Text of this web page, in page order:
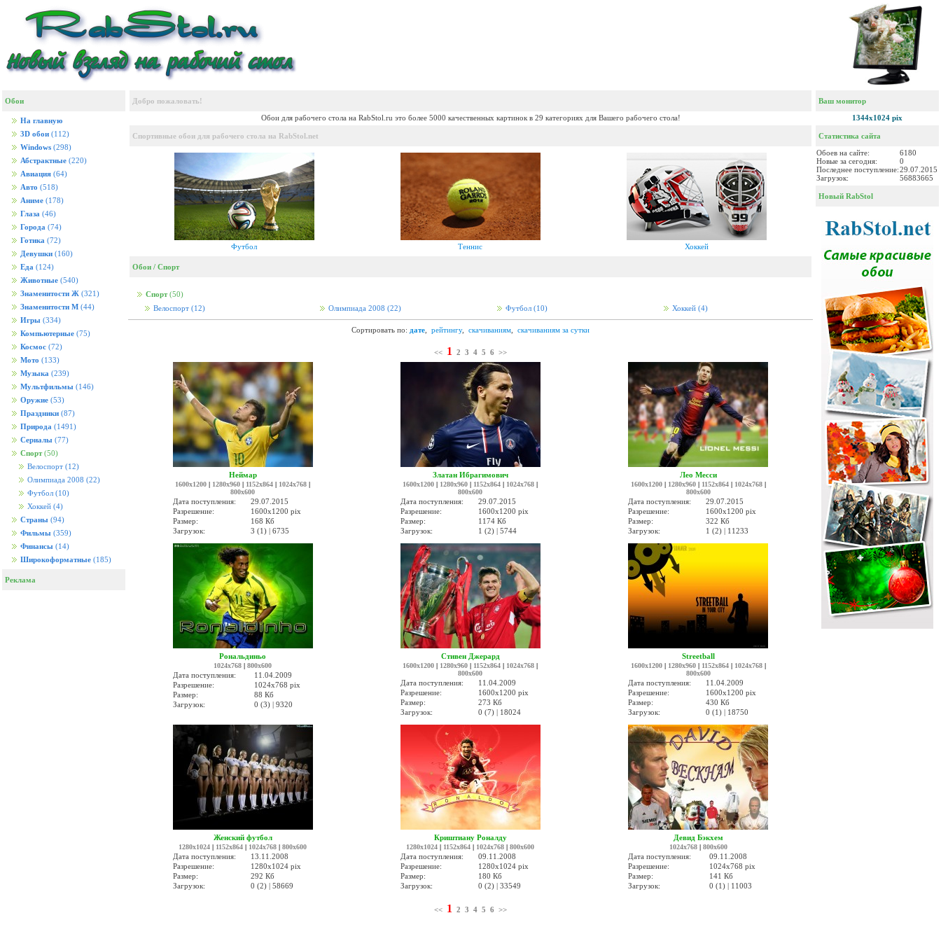
Обои
На главную
3D обои (112)
Windows (298)
Абстрактные (220)
Авиация (64)
Авто (518)
Аниме (178)
Глаза (46)
Города (74)
Готика (72)
Девушки (160)
Еда (124)
Животные (540)
Знаменитости Ж (321)
Знаменитости М (44)
Игры (334)
Компьютерные (75)
Космос (72)
Мото (133)
Музыка (239)
Мультфильмы (146)
Оружие (53)
Праздники (87)
Природа (1491)
Сериалы (77)
Спорт (50)
Велоспорт (12)
Олимпиада 2008 (22)
Футбол (10)
Хоккей (4)
Страны (94)
Фильмы (359)
Финансы (14)
Широкоформатные (185)
Реклама
Добро пожаловать!
Обои для рабочего стола на RabStol.ru это более 5000 качественных картинок в 29 категориях для Вашего рабочего стола!
Спортивные обои для рабочего стола на RabStol.net
Футбол Теннис Хоккей
Обои / Спорт
Спорт (50)
Велоспорт (12) Олимпиада 2008 (22) Футбол (10) Хоккей (4)
Сортировать по: дате рейтингу, скачиваниям скачиваниям за сутки
<< 1 2 3 4 5 6 >>
Неймар
1600x1200 | 1280x960 | 1152x864 | 1024x768 |
800x600
Дата поступления:
29.07.2015
Разрешение:
1600x1200 pix
Размер:
168 Кб
Загрузок:
3 (1) | 6735
Златан Ибрагимович
1600x1200 | 1280x960 | 1152x864 | 1024x768 |
800x600
Дата поступления:
29.07.2015
Разрешение:
1600x1200 pix
Размер:
1174 Кб
Загрузок:
1 (2) | 5744
Лео Месси
1600x1200| 1280x960| 1152x864| 1024x768|
800x600
Дата поступления:
29.07.2015
Разрешение:
1600x1200 pix
Размер:
322 Кб
Загрузок:
1 (2) | 11233
Рональдиньо
1024x768 | 800x600
Дата поступления:
11.04.2009
Разрешение:
1024x768 pix
Размер:
88 Кб
Загрузок:
0 (3) | 9320
Стивен Джерард
1600x1200 | 1280x960 | 1152x864 | 1024x768 |
800x600
Дата поступления:
11.04.2009
Разрешение:
1600x1200 pix
Размер:
273 Кб
Загрузок:
0 (7) | 18024
Streetball
1600x1200| 1280x960| 1152x864| 1024x768|
800x600
Дата поступления:
11.04.2009
Разрешение:
1600x1200 pix
Размер:
430 Кб
Загрузок:
0 (1) | 18750
Женский футбол
1280x1024 | 1152x864 | 1024x768 | 800x600
Дата поступления:
13.11.2008
Разрешение:
1280x1024 pix
Размер:
292 Кб
Загрузок:
0 (2) | 58669
Криштиану Роналду
1280x1024 | 1152x864 | 1024x768 | 800x600
Дата поступления:
09.11.2008
Разрешение:
1280x1024 pix
Размер:
180 Кб
Загрузок:
0 (2) | 33549
Девид Бэкхем
1024x768| 800x600
Дата поступления:
09.11.2008
Разрешение:
1024x768 pix
Размер:
141 Кб
Загрузок:
0 (1) | 11003
<< 1 2 3 4 5 6 >>
Ваш монитор
1344x1024 pix
Статистика сайта
Обоев на сайте:
6180
Новые за сегодня:
0
Последнее поступление:29.07.2015
Загрузок:
56883665
Новый RabStol